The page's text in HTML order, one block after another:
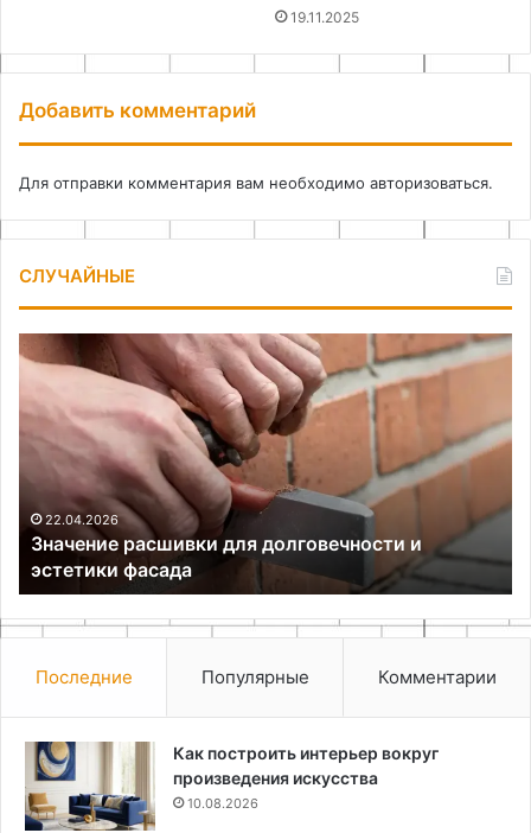
19.11.2025
Добавить комментарий
Для отправки комментария вам необходимо авторизоваться.
СЛУЧАЙНЫЕ
Значение
расшивки
долговечности
эстетики
фасада
22.04.2026
Значение расшивки для долговечности и
эстетики фасада
Последние Популярные Комментарии
Как построить интерьер вокруг
произведения искусства
10.08.2026